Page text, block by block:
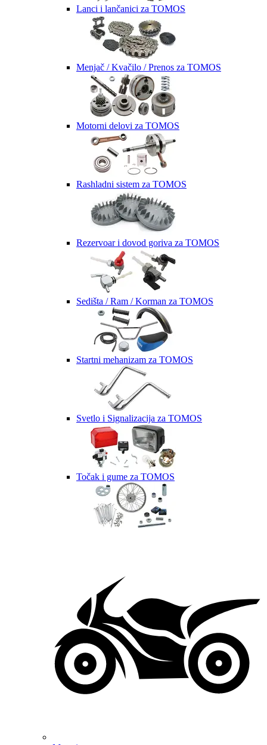
Lanci i lančanici za TOMOS
Menjač / Kvačilo / Prenos za TOMOS
Motorni delovi za TOMOS
Rashladni sistem za TOMOS
Rezervoar i dovod goriva za TOMOS
Sedišta / Ram / Korman za TOMOS
Startni mehanizam za TOMOS
Svetlo i Signalizacija za TOMOS
Točak i gume za TOMOS